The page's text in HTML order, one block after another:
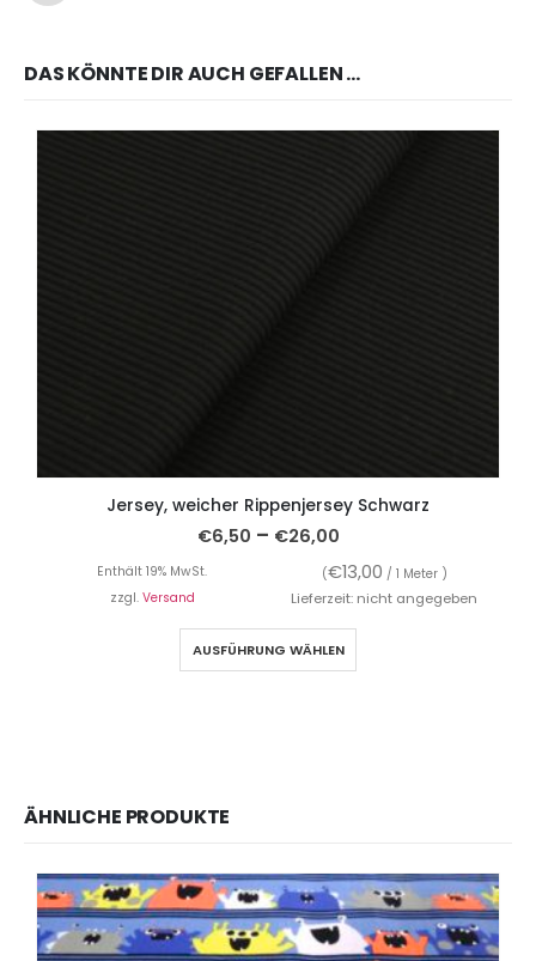
DAS KÖNNTE DIR AUCH GEFALLEN …
Jersey, weicher Rippenjersey Schwarz
€6,50 – €26,00
Enthält 19% MwSt. (€13,00 / 1 Meter )
zzgl. Versand Lieferzeit: nicht angegeben
AUSFÜHRUNG WÄHLEN
ÄHNLICHE PRODUKTE